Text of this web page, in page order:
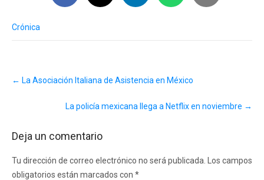
Crónica
navigation
← La Asociación Italiana de Asistencia en México
La policía mexicana llega a Netflix en noviembre →
Deja un comentario
Tu dirección de correo electrónico no será publicada.
Los campos
obligatorios están marcados con *